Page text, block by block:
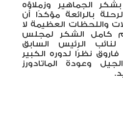
الجماهير وزملاؤه
بالرائعة مؤكدًا أن
واللحظات العظيمة لا
كامل الشكر لمجلس
لنائب الرئيس السابق
نظرًا لدوره الكبير
وعودة الماتادورز